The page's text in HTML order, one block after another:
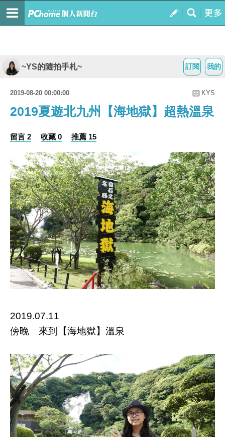
我的
訂閱
~YS的隨拍手札~
2019-08-20 00:00:00 KYS
2019夏遊北九州【海地獄】超熱溫泉
留言 2 收藏 0 推薦 15
2019.07.11
傍晚 來到【海地獄】溫泉